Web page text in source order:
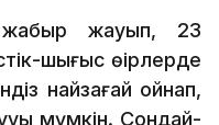
жаңбыр жауып, 23
шығыс өңірлерде
найзағай ойнап,
мүмкін. Сондай-